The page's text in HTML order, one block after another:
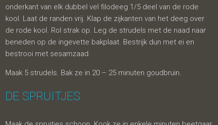
onderkant van elk dubbel vel filodeeg 1/5 deel van de rode
kool. Laat de randen vrij. Klap de zijkanten van het deeg over
de rode kool. Rol strak op. Leg de strudels met de naad naar
beneden op de ingevette bakplaat. Bestrijk dun met ei en
bestrooi met sesamzaad.
Maak 5 strudels. Bak ze in 20 – 25 minuten goudbruin.
DE SPRUITJES